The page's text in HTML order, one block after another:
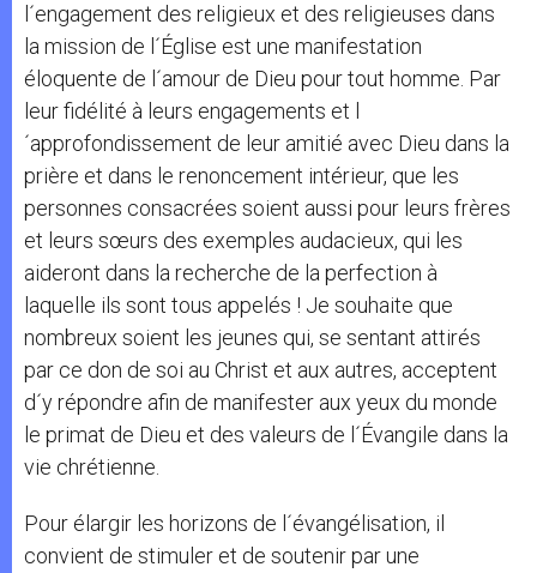
l´engagement des religieux et des religieuses dans
la mission de l´Église est une manifestation
éloquente de l´amour de Dieu pour tout homme. Par
leur fidélité à leurs engagements et l
´approfondissement de leur amitié avec Dieu dans la
prière et dans le renoncement intérieur, que les
personnes consacrées soient aussi pour leurs frères
et leurs sœurs des exemples audacieux, qui les
aideront dans la recherche de la perfection à
laquelle ils sont tous appelés ! Je souhaite que
nombreux soient les jeunes qui, se sentant attirés
par ce don de soi au Christ et aux autres, acceptent
d´y répondre afin de manifester aux yeux du monde
le primat de Dieu et des valeurs de l´Évangile dans la
vie chrétienne.
Pour élargir les horizons de l´évangélisation, il
convient de stimuler et de soutenir par une